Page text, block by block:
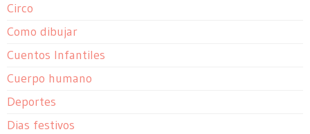
Circo
Como dibujar
Cuentos Infantiles
Cuerpo humano
Deportes
Dias festivos